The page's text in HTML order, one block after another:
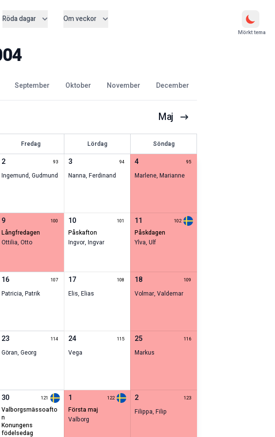
Röda dagar Om veckor
Mörkt tema
september oktober november december
Maj
Fredag Lördag Söndag
2 93
Ingemund,Gudmund
3 94
Nanna, Ferdinand
4 95
Marlene,Marianne
9 100
långfredagen
Ottilia,Otto
10 101
påskafton
Ingvor, Ingvar
11 102
påskdagen
Ylva,Ulf
16 107
Patricia,Patrik
17 108
Elis, Elias
18 109
Volmar,Valdemar
23 114
Göran,Georg
24 115
Vega
25 116
Markus
30 121
valborgsmässoafto
n
konungens
födelsedag
1 122
första maj
Valborg
2 123
Filippa,Filip